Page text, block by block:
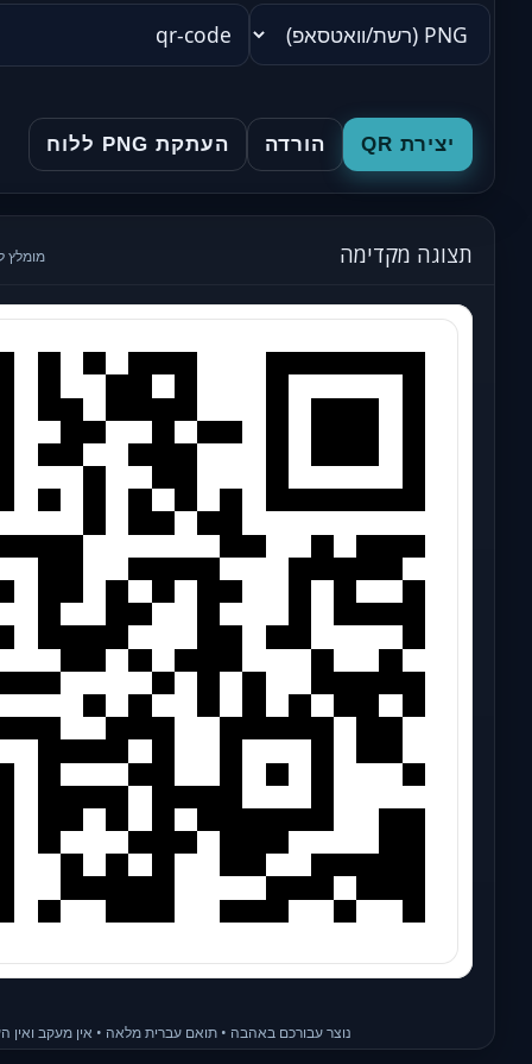
יצירת QR הורדה העתקת PNG ללוח
תצוגה מקדימה מומלץ
נוצר עבורכם באהבה • תואם עברית מלאה • אין מעקב